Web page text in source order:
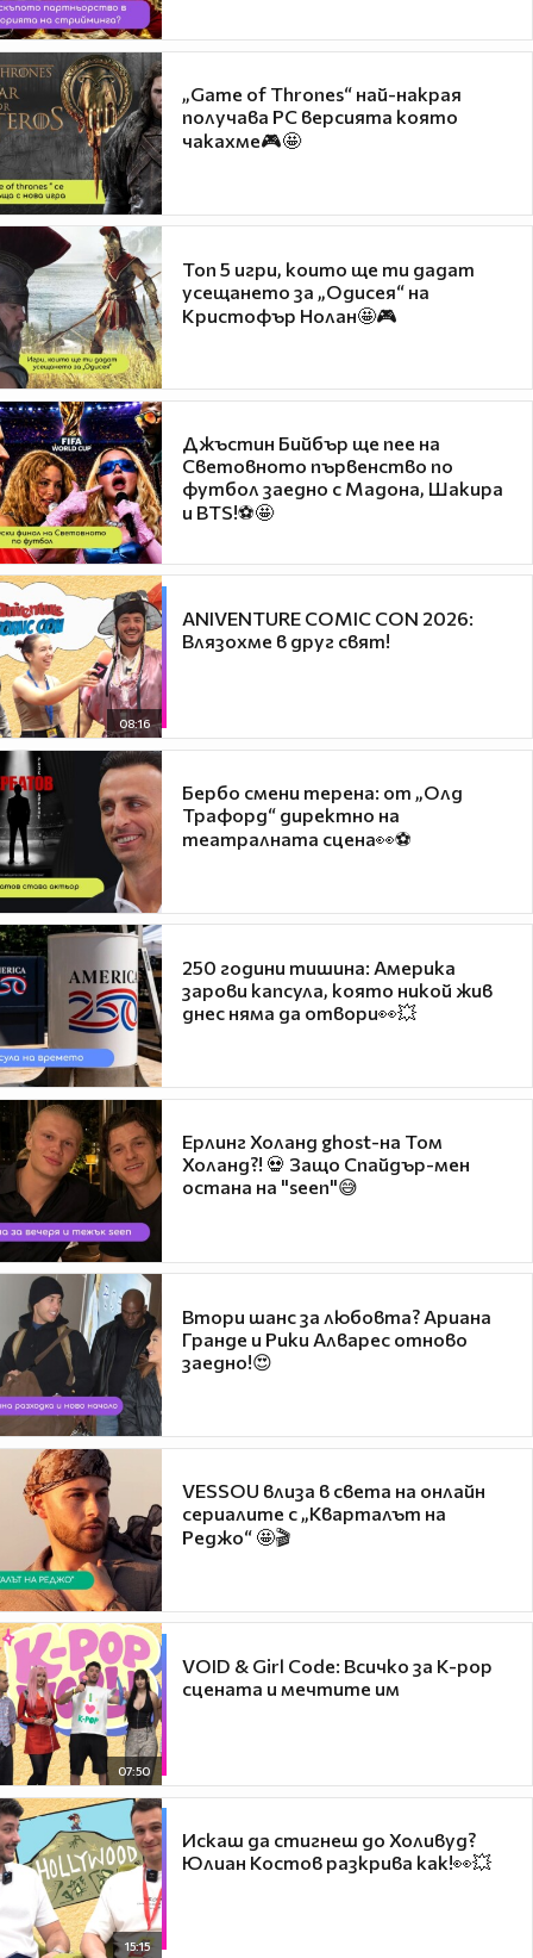
„Game of Thrones“ най-накрая
получава PC версията която
чакахме🎮🤩
Топ 5 игри, които ще ти дадат
усещането за „Одисея“ на
Кристофър Нолан🤩🎮
Джъстин Бийбър ще пее на
Световното първенство по
футбол заедно с Мадона, Шакира
и BTS!⚽🤩
08:16
ANIVENTURE COMIC CON 2026:
Влязохме в друг свят!
Бербо смени терена: от „Олд
Трафорд“ директно на
театралната сцена👀⚽
250 години тишина: Америка
зарови капсула, която никой жив
днес няма да отвори👀💥
Ерлинг Холанд ghost-на Том
Холанд?! 💀 Защо Спайдър-мен
остана на "seen"😅
Втори шанс за любовта? Ариана
Гранде и Рики Алварес отново
заедно!😍
VESSOU влиза в света на онлайн
сериалите с „Кварталът на
Реджо“ 🤩🎬
07:50
VOID & Girl Code: Всичко за K-pop
сцената и мечтите им
15:15
Искаш да стигнеш до Холивуд?
Юлиан Костов разкрива как!👀💥